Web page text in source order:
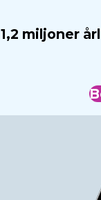
1,2 miljoner